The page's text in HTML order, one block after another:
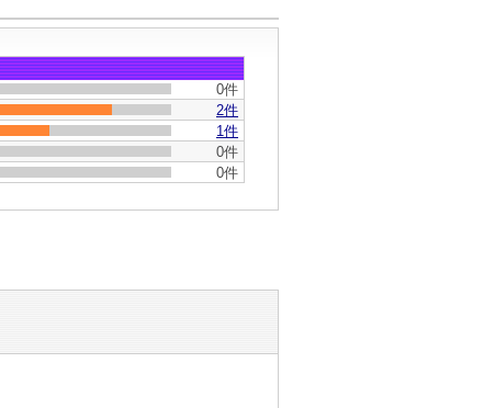
0件
2件
1件
0件
0件